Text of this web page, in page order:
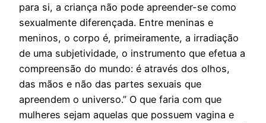
para si, a criança não pode apreender-se como
sexualmente diferençada. Entre meninas e
meninos, o corpo é, primeiramente, a irradiação
de uma subjetividade, o instrumento que efetua a
compreensão do mundo: é através dos olhos,
das mãos e não das partes sexuais que
apreendem o universo.” O que faria com que
mulheres sejam aquelas que possuem vagina e